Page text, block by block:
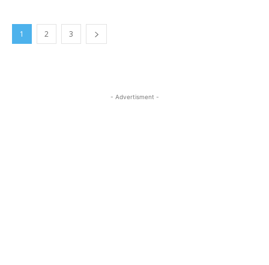
1 2 3
- Advertisment -